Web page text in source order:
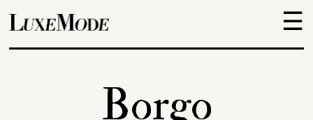
☰
Objets
EscapadesBorgo